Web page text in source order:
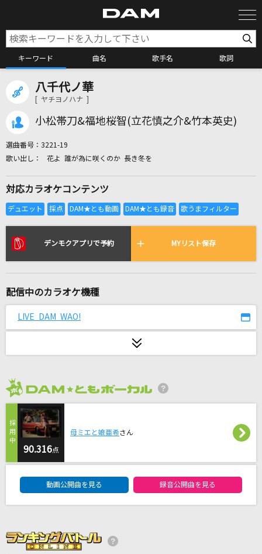
キーワード 曲名 歌手名 歌詞
カラオケ店舗検索
全国りれき
リアルタイムで歌われている曲の一覧
Reach Out To The Truth
[生音]115万キロのフィルム
コブクロ
青春
藍二乗
ヨルシカ
エルフ
八千代ノ華
[ ヤチヨノハナ ]
小松帯刀&福地桜智(立花慎之介&竹本英史)
選曲番号： 3221-19
花よ 誰が為に咲くのか 長き冬を
対応カラオケコンテンツ
デンモクアプリで予約 MYリスト保存
配信中のカラオケ機種
LIVE DAM WAO!
90.316点
母ミエと娘亜希さん
動画公開曲を見る 録音公開曲を見る